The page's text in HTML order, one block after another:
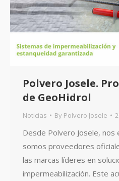
Polvero Josele.
de GeoHidrol
Noticias By Polvero Josele
Desde Polvero Josele, nos
somos proveedores
las marcas líderes en
impermeabilización. Este